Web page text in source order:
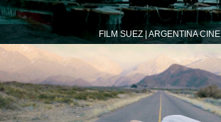
FILM SUEZ | ARGENTINA CINE